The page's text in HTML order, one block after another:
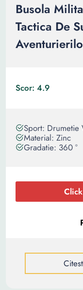
Busola
Tactica De
Scor: 4.9
Sport: Drumetie
Material: Zinc
Gradatie: 360 °